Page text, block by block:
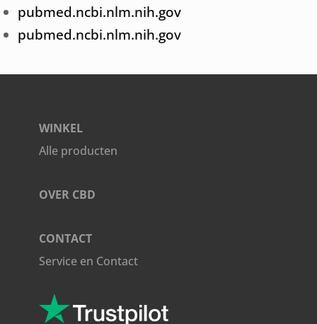
pubmed.ncbi.nlm.nih.gov
pubmed.ncbi.nlm.nih.gov
WINKEL
Alle producten
OVER CBD
CONTACT
Service en Contact